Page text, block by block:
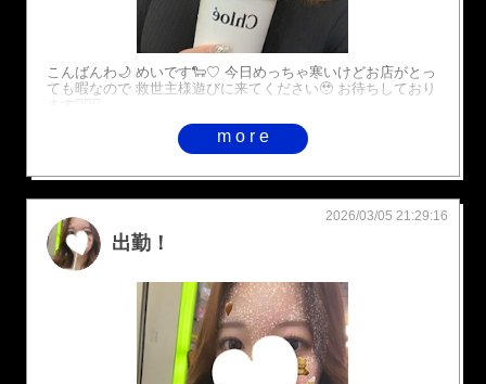
こんばんわ🌙 めいです🐑♡ 今日めっちゃ寒いけどお店がとっ
ても暇なので 救世主様遊びに来てください🥹 お待ちしており
more
出勤！
2026/03/05 21:29:16